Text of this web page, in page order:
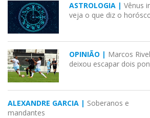
ASTROLOGIA | Vênus
veja o que diz o
OPINIÃO | Marcos
deixou escapar dois
ALEXANDRE GARCIA | Soberanos e
mandantes